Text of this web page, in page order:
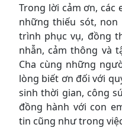
Trong lời cảm ơn, các
những thiếu sót,
trình phục vụ, đồng
nhẫn, cảm thông và
Cha cùng những
lòng biết ơn đối với
sinh thời gian, công
đồng hành với con
tin cũng như trong